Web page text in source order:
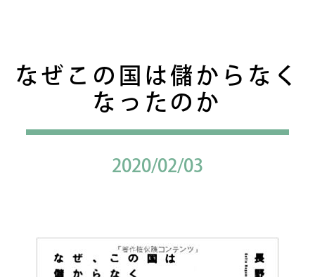
なぜこの国は儲からなく
なったのか
2020/02/03